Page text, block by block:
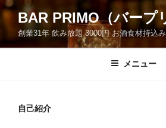
コ
ン
ン
BAR PRIMO（バープ
創業31年 飲み放題 3000円 お酒食材持込
メニュー
自己紹介